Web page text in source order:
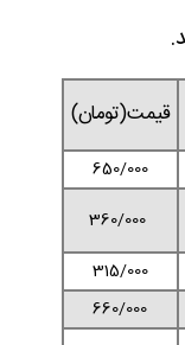
قیمت(تومان)
650/000
315/000
660/000